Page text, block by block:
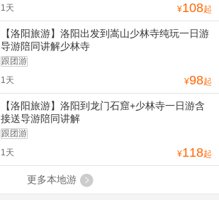
1天
¥108起
【洛阳旅游】洛阳出发到嵩山少林寺纯玩一日游
导游陪同讲解少林寺
跟团游
1天
¥98起
【洛阳旅游】洛阳到龙门石窟+少林寺一日游含
接送导游陪同讲解
跟团游
1天
¥118起
更多本地游